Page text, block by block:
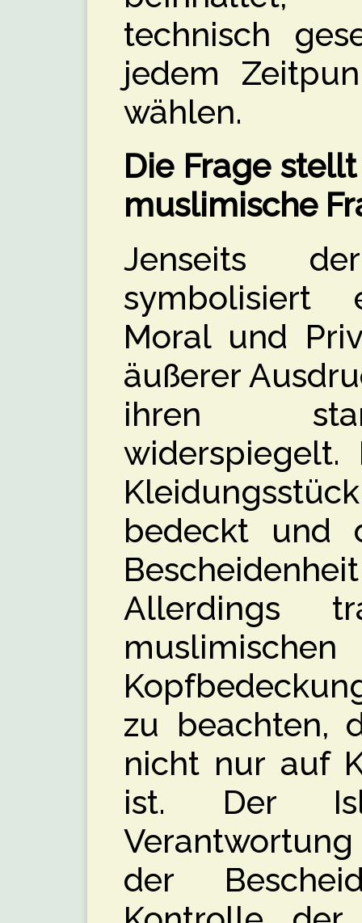
technisch
jedem
wählen.
Die Frage
muslimische
Jenseits
symbolisiert
Moral und
äußerer
ihren
bedeckt und
Allerdings
zu beachten,
nicht nur auf
ist. Der
der